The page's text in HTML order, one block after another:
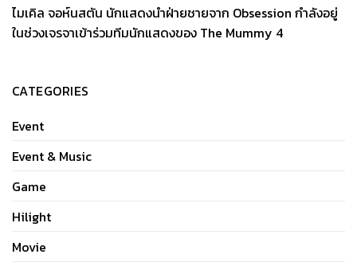
ไมเคิล จอห์นสตัน นักแสดงนำฝ่ายชายจาก Obsession กำลังอยู่
ในช่วงเจรจาเข้าร่วมทีมนักแสดงของ The Mummy 4
CATEGORIES
Event
Event & Music
Game
Hilight
Movie